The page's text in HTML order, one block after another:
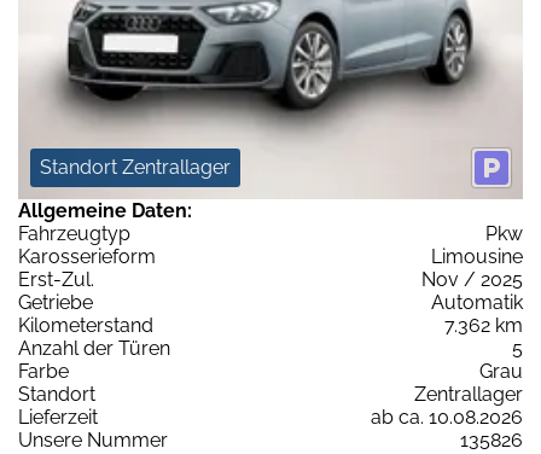
Standort Zentrallager
Allgemeine Daten:
Fahrzeugtyp
Pkw
Karosserieform
Limousine
Erst-Zul.
Nov / 2025
Getriebe
Automatik
Kilometerstand
7.362 km
Anzahl der Türen
5
Farbe
Grau
Standort
Zentrallager
Lieferzeit
ab ca. 10.08.2026
Unsere Nummer
135826